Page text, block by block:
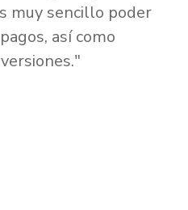
muy sencillo poder
así como